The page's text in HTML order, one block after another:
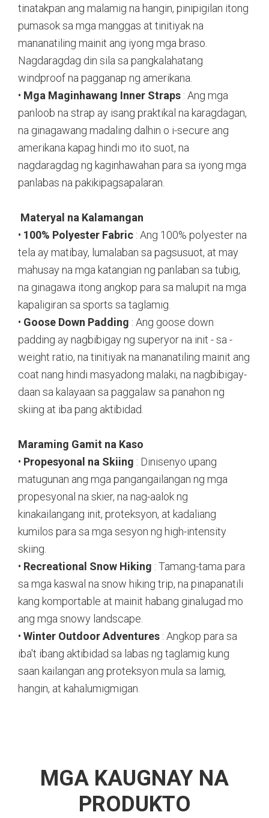
tinatakpan ang malamig na hangin, pinipigilan itong
pumasok sa mga manggas at tinitiyak na
mananatiling mainit ang iyong mga braso.
Nagdaragdag din sila sa pangkalahatang
windproof na pagganap ng amerikana.
• Mga Maginhawang Inner Straps : Ang mga
panloob na strap ay isang praktikal na karagdagan,
na ginagawang madaling dalhin o i-secure ang
amerikana kapag hindi mo ito suot, na
nagdaragdag ng kaginhawahan para sa iyong mga
panlabas na pakikipagsapalaran.
Materyal na Kalamangan
• 100% Polyester Fabric : Ang 100% polyester na
tela ay matibay, lumalaban sa pagsusuot, at may
mahusay na mga katangian ng panlaban sa tubig,
na ginagawa itong angkop para sa malupit na mga
kapaligiran sa sports sa taglamig.
• Goose Down Padding : Ang goose down
padding ay nagbibigay ng superyor na init - sa -
weight ratio, na tinitiyak na mananatiling mainit ang
coat nang hindi masyadong malaki, na nagbibigay-
daan sa kalayaan sa paggalaw sa panahon ng
skiing at iba pang aktibidad.
Maraming Gamit na Kaso
• Propesyonal na Skiing : Dinisenyo upang
matugunan ang mga pangangailangan ng mga
propesyonal na skier, na nag-aalok ng
kinakailangang init, proteksyon, at kadaliang
kumilos para sa mga sesyon ng high-intensity
skiing.
• Recreational Snow Hiking : Tamang-tama para
sa mga kaswal na snow hiking trip, na pinapanatili
kang komportable at mainit habang ginalugad mo
ang mga snowy landscape.
• Winter Outdoor Adventures : Angkop para sa
iba't ibang aktibidad sa labas ng taglamig kung
saan kailangan ang proteksyon mula sa lamig,
hangin, at kahalumigmigan.
MGA KAUGNAY NA
PRODUKTO